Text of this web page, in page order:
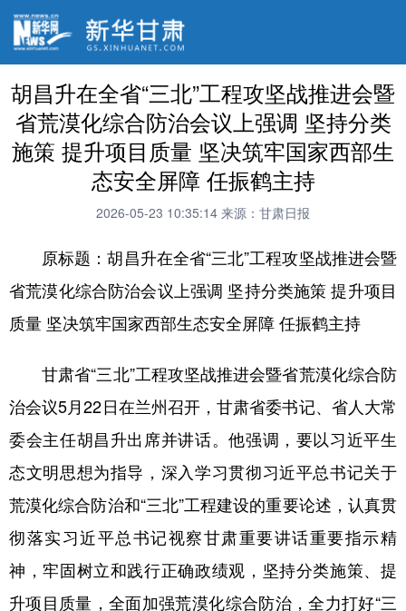
胡昌升在全省“三北”工程攻坚战推进会暨
省荒漠化综合防治会议上强调 坚持分类
施策 提升项目质量 坚决筑牢国家西部生
态安全屏障 任振鹤主持
2026-05-23 10:35:14 来源：甘肃日报
原标题：胡昌升在全省“三北”工程攻坚战推进会暨
省荒漠化综合防治会议上强调 坚持分类施策 提升项目
质量 坚决筑牢国家西部生态安全屏障 任振鹤主持
甘肃省“三北”工程攻坚战推进会暨省荒漠化综合防
治会议5月22日在兰州召开，甘肃省委书记、省人大常
委会主任胡昌升出席并讲话。他强调，要以习近平生
态文明思想为指导，深入学习贯彻习近平总书记关于
荒漠化综合防治和“三北”工程建设的重要论述，认真贯
彻落实习近平总书记视察甘肃重要讲话重要指示精
神，牢固树立和践行正确政绩观，坚持分类施策、提
升项目质量，全面加强荒漠化综合防治，全力打好“三